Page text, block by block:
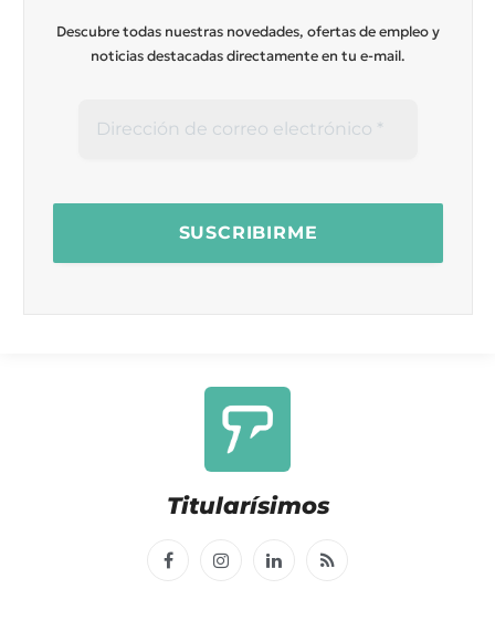
Descubre todas nuestras novedades, ofertas de empleo y
noticias destacadas directamente en tu e-mail.
Titularísimos
FacebookInstagramLinkedInRSS